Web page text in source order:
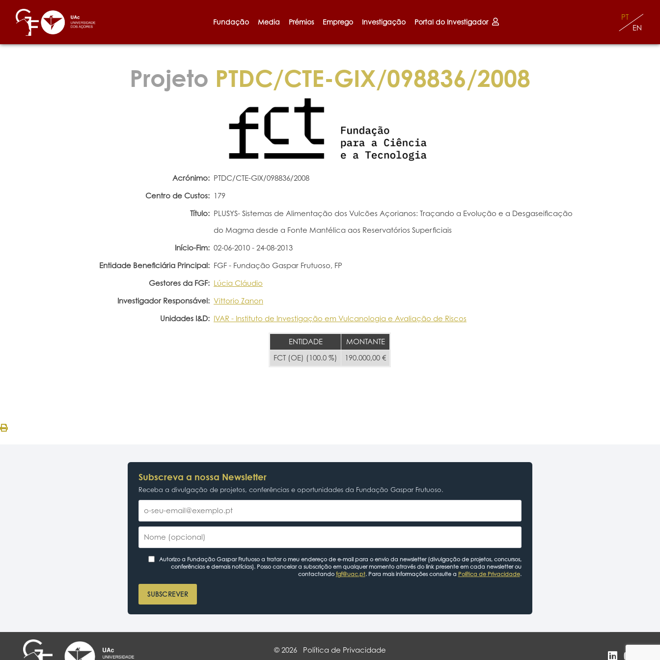
Fundação Media Prémios Emprego Investigação Portal do Investigador
EN
PT
Projeto PTDC/CTE-GIX/098836/2008
Acrónimo: PTDC/CTE-GIX/098836/2008
Centro de Custos: 179
Título: PLUSYS- Sistemas de Alimentação dos Vulcões Açorianos: Traçando a Evolução e a Desgaseificação
do Magma desde a Fonte Mantélica aos Reservatórios Superficiais
Início-Fim: 02-06-2010 - 24-08-2013
Entidade Beneficiária Principal: FGF - Fundação Gaspar Frutuoso, FP
Gestores da FGF: Lúcia Cláudio
Investigador Responsável: Vittorio Zanon
Unidades I&D: IVAR - Instituto de Investigação em Vulcanologia e Avaliação de Riscos
ENTIDADE
MONTANTE
FCT (OE) (100.0 %)
190.000,00 €
Subscreva a nossa Newsletter
Receba a divulgação de projetos, conferências e oportunidades da Fundação Gaspar Frutuoso.
Autorizo a Fundação Gaspar Frutuoso a tratar o meu endereço de e-mail para o envio da newsletter (divulgação de projetos, concursos,
conferências e demais notícias). Posso cancelar a subscrição em qualquer momento através do link presente em cada newsletter ou
contactando fgf@uac.pt. Para mais informações consulte a Política de Privacidade.
SUBSCREVER
© 2026 Política de Privacidade